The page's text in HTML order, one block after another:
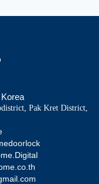
Pak Kret District,